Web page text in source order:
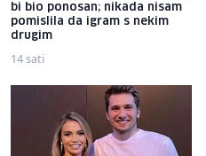
bi bio ponosan; nikada nisam
pomislila da igram s nekim
drugim
14 sati